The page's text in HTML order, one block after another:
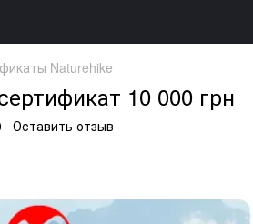
Naturehike
10 000 грн
Оставить отзыв